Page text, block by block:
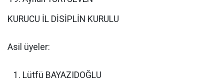
KURUCU İL DİSİPLİN KURULU
Asil üyeler:
Lütfü BAYAZIDOĞLU